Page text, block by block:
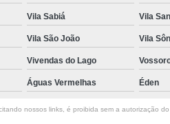
Vila Sabiá Vila
Vila São João Vila
Vivendas do Lago
Águas Vermelhas Éden
nossos links, é proibida sem a autorização